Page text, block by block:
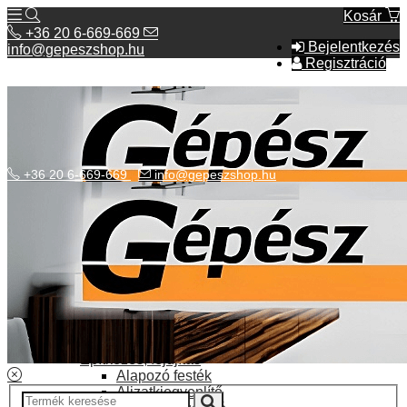
Kosár
Bejelentkezés
Regisztráció
+36 20 6-669-669
info@gepeszshop.hu
Kategóriák menü
Bolhapiac
Elektromos fűtés
Építkezés, fejújítás
Alapozó festék
Aljzatkiegyenlítő
+36 20 6-669-669 info@gepeszshop.hu